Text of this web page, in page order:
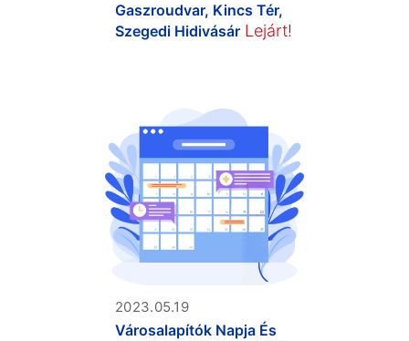
Gaszroudvar, Kincs Tér,
Szegedi Hidivásár Lejárt!
2023.05.19
Városalapítók Napja És